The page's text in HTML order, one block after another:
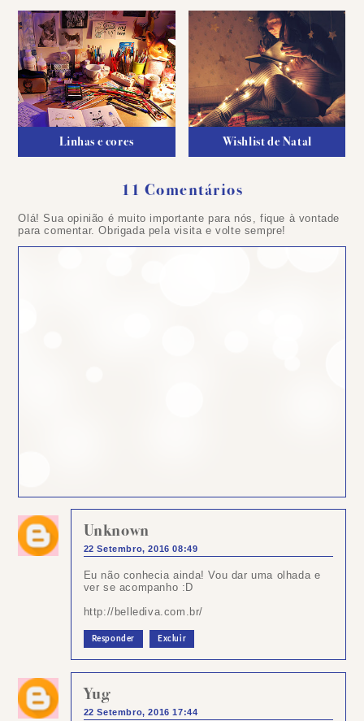
Linhas e cores Wishlist de Natal
11 Comentários
Olá! Sua opinião é muito importante para nós, fique à vontade
para comentar. Obrigada pela visita e volte sempre!
Unknown
22 Setembro, 2016 08:49
Eu não conhecia ainda! Vou dar uma olhada e
ver se acompanho :D
http://bellediva.com.br/
Responder Excluir
Yug
22 Setembro, 2016 17:44